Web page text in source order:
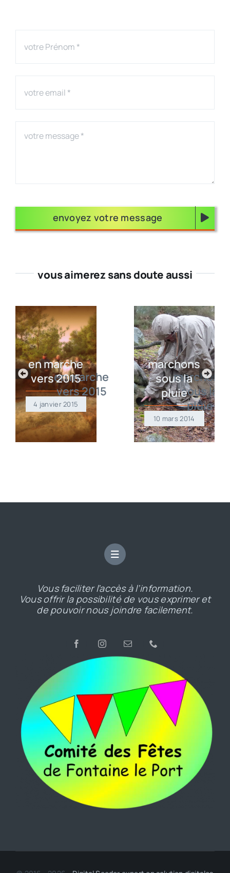
envoyez votre message
vous aimerez sans doute aussi
en marche
vers 2015
4 janvier 2015
marchons
sous la
pluie
10 mars 2014
Vous faciliter l’accès à l’information.
Vous offrir la possibilité de vous exprimer et
de pouvoir nous joindre facilement.